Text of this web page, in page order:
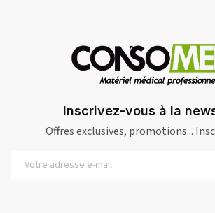
Inscrivez-vous à la
Offres exclusives, promotions...